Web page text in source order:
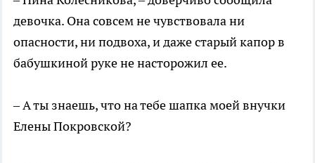
девочка. Она совсем не чувствовала ни
опасности, ни подвоха, и даже старый капор в
бабушкиной руке не насторожил ее.
– А ты знаешь, что на тебе шапка моей внучки
Елены Покровской?